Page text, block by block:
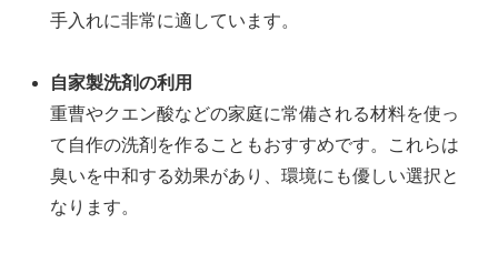
手入れに非常に適しています。
自家製洗剤の利用
重曹やクエン酸などの家庭に常備される材料を使っ
て自作の洗剤を作ることもおすすめです。これらは
臭いを中和する効果があり、環境にも優しい選択と
なります。